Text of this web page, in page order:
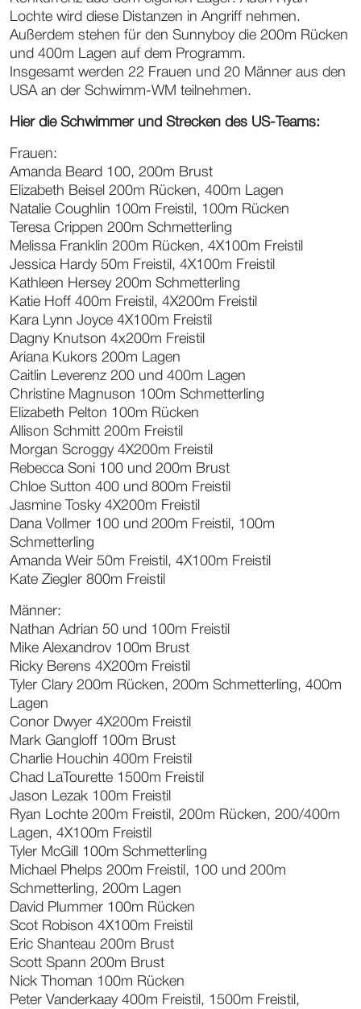
Lochte wird diese Distanzen in Angriff nehmen.
Außerdem stehen für den Sunnyboy die 200m Rücken
und 400m Lagen auf dem Programm.
Insgesamt werden 22 Frauen und 20 Männer aus den
USA an der Schwimm-WM teilnehmen.
Hier die Schwimmer und Strecken des US-Teams:
Frauen:
Amanda Beard 100, 200m Brust
Elizabeth Beisel 200m Rücken, 400m Lagen
Natalie Coughlin 100m Freistil, 100m Rücken
Teresa Crippen 200m Schmetterling
Melissa Franklin 200m Rücken, 4X100m Freistil
Jessica Hardy 50m Freistil, 4X100m Freistil
Kathleen Hersey 200m Schmetterling
Katie Hoff 400m Freistil, 4X200m Freistil
Kara Lynn Joyce 4X100m Freistil
Dagny Knutson 4x200m Freistil
Ariana Kukors 200m Lagen
Caitlin Leverenz 200 und 400m Lagen
Christine Magnuson 100m Schmetterling
Elizabeth Pelton 100m Rücken
Allison Schmitt 200m Freistil
Morgan Scroggy 4X200m Freistil
Rebecca Soni 100 und 200m Brust
Chloe Sutton 400 und 800m Freistil
Jasmine Tosky 4X200m Freistil
Dana Vollmer 100 und 200m Freistil, 100m
Schmetterling
Amanda Weir 50m Freistil, 4X100m Freistil
Kate Ziegler 800m Freistil
Männer:
Nathan Adrian 50 und 100m Freistil
Mike Alexandrov 100m Brust
Ricky Berens 4X200m Freistil
Tyler Clary 200m Rücken, 200m Schmetterling, 400m
Lagen
Conor Dwyer 4X200m Freistil
Mark Gangloff 100m Brust
Charlie Houchin 400m Freistil
Chad LaTourette 1500m Freistil
Jason Lezak 100m Freistil
Ryan Lochte 200m Freistil, 200m Rücken, 200/400m
Lagen, 4X100m Freistil
Tyler McGill 100m Schmetterling
Michael Phelps 200m Freistil, 100 und 200m
Schmetterling, 200m Lagen
David Plummer 100m Rücken
Scot Robison 4X100m Freistil
Eric Shanteau 200m Brust
Scott Spann 200m Brust
Nick Thoman 100m Rücken
Peter Vanderkaay 400m Freistil, 1500m Freistil,